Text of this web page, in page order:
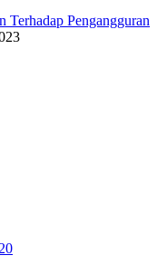
Terhadap Pengangguran